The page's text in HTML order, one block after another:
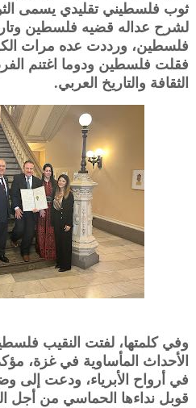
ثوب فلسطيني تقليدي يسمى
لشرح عداله قضيه فلسطين
فلسطين، ورددت عده مرات
فقلت فلسطين ودوما اغتنم
الثقافة والتاريخ العربي.
وفي كلمتها، لفتت النقيب
الأحداث المأساوية في غزة،
في أرواح الأبرياء، ودعت إلى
قوبل نداءها الحماسي من أجل